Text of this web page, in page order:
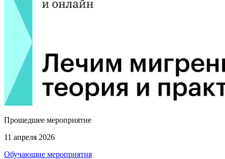
Прошедшее мероприятие
11 апреля 2026
Обучающие мероприятия